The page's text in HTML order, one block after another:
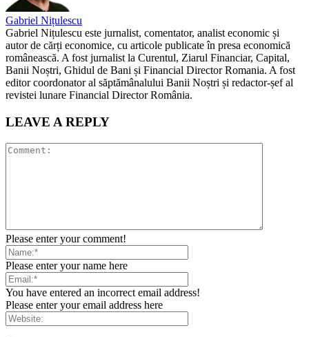
Gabriel Nițulescu
Gabriel Nițulescu este jurnalist, comentator, analist economic și
autor de cărți economice, cu articole publicate în presa economică
românească. A fost jurnalist la Curentul, Ziarul Financiar, Capital,
Banii Noștri, Ghidul de Bani și Financial Director Romania. A fost
editor coordonator al săptămânalului Banii Noștri și redactor-șef al
revistei lunare Financial Director România.
LEAVE A REPLY
Please enter your comment!
Please enter your name here
You have entered an incorrect email address!
Please enter your email address here